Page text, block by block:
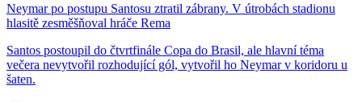
Neymar po postupu Santosu ztratil zábrany. V útrobách stadionu
hlasitě zesměšňoval hráče Rema
Santos postoupil do čtvrtfinále Copa do Brasil, ale hlavní téma
večera nevytvořil rozhodující gól, vytvořil ho Neymar v koridoru u
šaten.